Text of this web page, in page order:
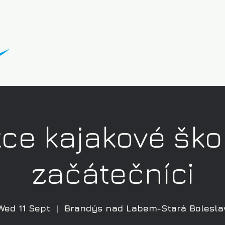
kajakové
začátečníci
11 Sept
  |
Brandýs nad Labem-Stará